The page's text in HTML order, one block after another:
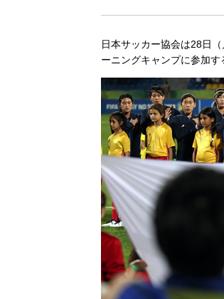
日本サッカー協会は28日
ーニングキャンプに参加す